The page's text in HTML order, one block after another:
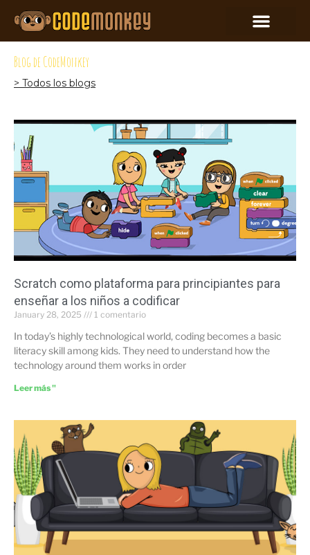
Blog de CodeMonkey
> Todos los blogs
Scratch como plataforma para principiantes para
enseñar a los niños a codificar
January 28, 2025 1 comentario
In today’s highly technological world, coding becomes a basic
literacy skill among kids. They need to understand how the
technology around them works in order
Leer más "